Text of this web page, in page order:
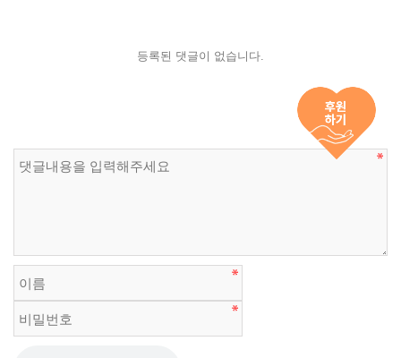
등록된 댓글이 없습니다.